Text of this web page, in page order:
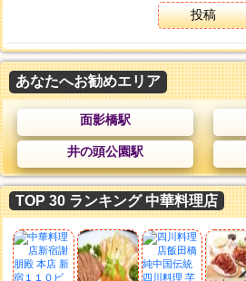
投稿
あなたへお勧めエリア
面影橋駅
井の頭公園駅
TOP 30 ランキング 中華料理店